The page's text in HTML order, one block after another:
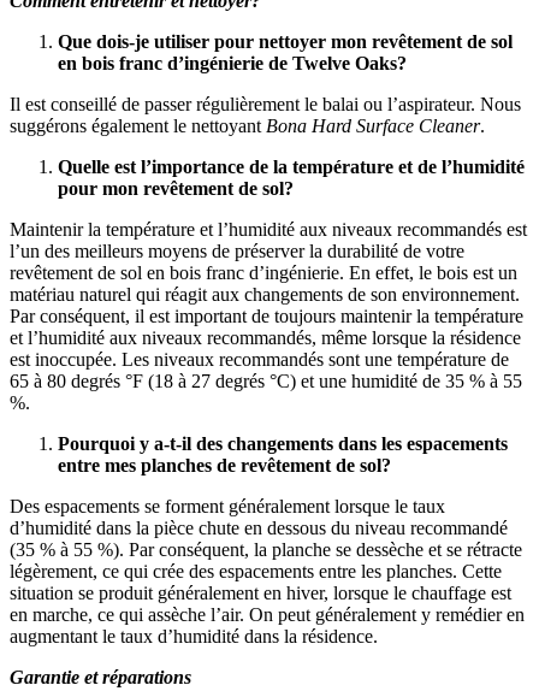
Que dois-je utiliser pour nettoyer mon revêtement de sol
en bois franc d’ingénierie de Twelve Oaks?
Il est conseillé de passer régulièrement le balai ou l’aspirateur. Nous
suggérons également le nettoyant Bona Hard Surface Cleaner.
Quelle est l’importance de la température et de l’humidité
pour mon revêtement de sol?
Maintenir la température et l’humidité aux niveaux recommandés est
l’un des meilleurs moyens de préserver la durabilité de votre
revêtement de sol en bois franc d’ingénierie. En effet, le bois est un
matériau naturel qui réagit aux changements de son environnement.
Par conséquent, il est important de toujours maintenir la température
et l’humidité aux niveaux recommandés, même lorsque la résidence
est inoccupée. Les niveaux recommandés sont une température de
65 à 80 degrés °F (18 à 27 degrés °C) et une humidité de 35 % à 55
%.
Pourquoi y a-t-il des changements dans les espacements
entre mes planches de revêtement de sol?
Des espacements se forment généralement lorsque le taux
d’humidité dans la pièce chute en dessous du niveau recommandé
(35 % à 55 %). Par conséquent, la planche se dessèche et se rétracte
légèrement, ce qui crée des espacements entre les planches. Cette
situation se produit généralement en hiver, lorsque le chauffage est
en marche, ce qui assèche l’air. On peut généralement y remédier en
augmentant le taux d’humidité dans la résidence.
Garantie et réparations